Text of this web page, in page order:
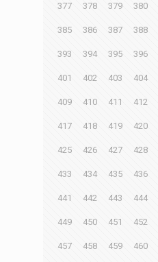
377 378 379 380
385 386 387 388
393 394 395 396
401 402 403 404
409 410 411 412
417 418 419 420
425 426 427 428
433 434 435 436
441 442 443 444
449 450 451 452
457 458 459 460